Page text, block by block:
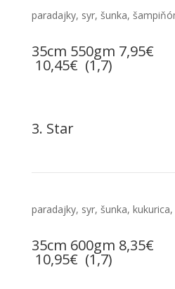
paradajky, syr, šunka,
35cm 550gm
10,45€ (1,7)
3. Star
paradajky, syr, šunka,
35cm 600gm
10,95€ (1,7)